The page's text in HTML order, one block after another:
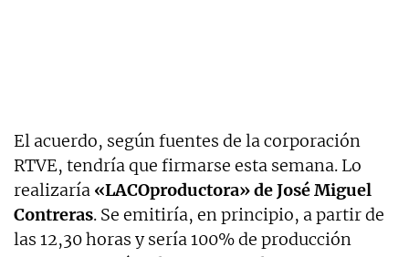
El acuerdo, según fuentes de la corporación
RTVE, tendría que firmarse esta semana. Lo
realizaría «LACOproductora» de José Miguel
Contreras. Se emitiría, en principio, a partir de
las 12,30 horas y sería 100% de producción